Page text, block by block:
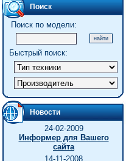
Поиск
Поиск по модели:
Быстрый поиск:
Новости
24-02-2009
Информер для Вашего
сайта
14-11-2008